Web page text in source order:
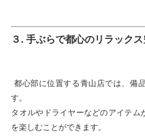
３ .手ぶらで都心のリラックス
都心部に位置する青山店では、備
す。
タオルやドライヤーなどのアイテム
を楽しむことができます。